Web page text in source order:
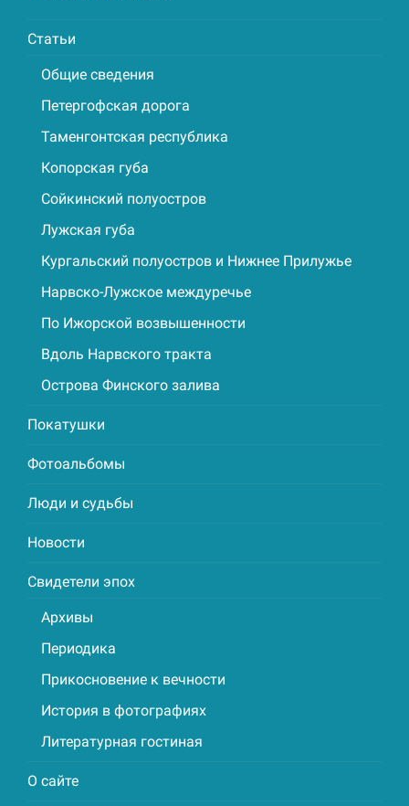
Статьи
Общие сведения
Петергофская дорога
Таменгонтская республика
Копорская губа
Сойкинский полуостров
Лужская губа
Кургальский полуостров и Нижнее Прилужье
Нарвско-Лужское междуречье
По Ижорской возвышенности
Вдоль Нарвского тракта
Острова Финского залива
Покатушки
Фотоальбомы
Люди и судьбы
Новости
Свидетели эпох
Архивы
Периодика
Прикосновение к вечности
История в фотографиях
Литературная гостиная
О сайте